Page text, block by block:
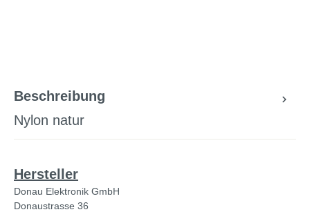
Beschreibung
Nylon natur
Hersteller
Donau Elektronik GmbH
Donaustrasse 36